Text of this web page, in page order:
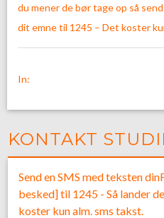
du mener de bør tage op så
dit emne til 1245 – Det koster
In:
KONTAKT
Send en SMS med teksten
besked] til 1245 - Så lander
koster kun alm. sms takst.